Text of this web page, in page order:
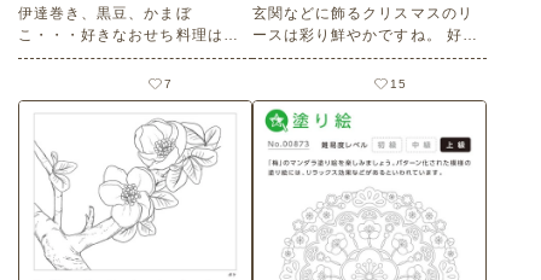
伊達巻き、黒豆、かまぼ
こ・・・好きなおせち料理はな
んですか？ 好きな色で塗り絵を
楽しみましょう。 老人ホームや
デイサービスセンター、ご自宅
などで印刷してお使いいただけ
る無料の高齢者向け介護レク素
材（塗り絵・中級）です。
7
玄関などに飾るクリスマスのリ
ースは彩り鮮やかですね。 好き
な色で、塗り絵を楽しみましょ
センター、ご自宅などで印刷し
てお使いいただける無料の高齢
者向け介護レク素材（塗り絵・
初級）です。 関連キーワード：
１２月・十二月・師走・クリス
マス・リース・装飾
15